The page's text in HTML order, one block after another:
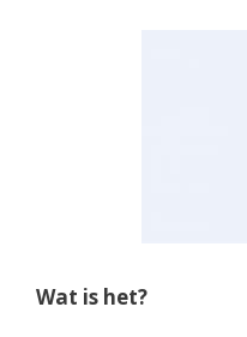
Wat is het?